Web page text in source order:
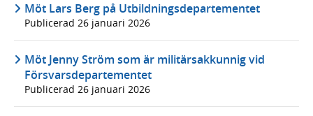
Möt Lars Berg på Utbildningsdepartementet
Publicerad 26 januari 2026
Möt Jenny Ström som är militärsakkunnig vid
Försvarsdepartementet
Publicerad 26 januari 2026